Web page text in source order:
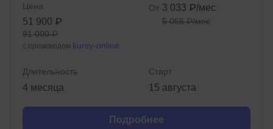
Цена
51 900 ₽
91 000 ₽
с промокодом kursy-online
От 3 033 ₽/мес
5 055 ₽/мес
Длительность
4 месяца
Старт
15 августа
Подробнее